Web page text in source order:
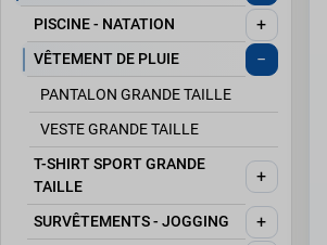
PISCINE - NATATION +
VÊTEMENT DE PLUIE −
PANTALON GRANDE TAILLE
VESTE GRANDE TAILLE
T-SHIRT SPORT GRANDE
TAILLE
+
SURVÊTEMENTS - JOGGING +